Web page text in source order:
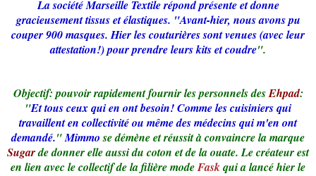
La société Marseille Textile répond présente et donne
gracieusement tissus et élastiques. "Avant-hier, nous avons pu
couper 900 masques. Hier les couturières sont venues (avec leur
attestation!) pour prendre leurs kits et coudre".
Objectif: pouvoir rapidement fournir les personnels desEhpad:
"Et tous ceux qui en ont besoin! Comme les cuisiniers qui
travaillent en collectivité ou même des médecins qui m'en ont
demandé."Mimmose démène et réussit à convaincre la marque
Sugarde donner elle aussi du coton et de la ouate. Le créateur est
en lien avec le collectif de la filière modeFaskqui a lancé hier le